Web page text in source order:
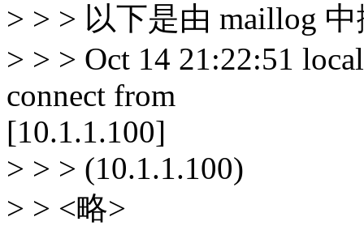
> > > 以下是由 maillog
> > > Oct 14 21:22:51
connect from
[10.1.1.100]
> > > (10.1.1.100)
> > <略>